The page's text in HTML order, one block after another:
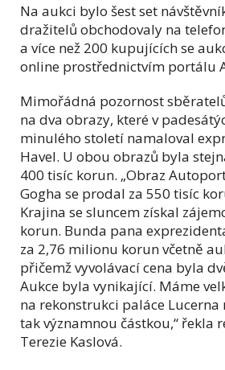
Na aukci bylo šest set
dražitelů obchodovaly na
a více než 200 kupujících se
online prostřednictvím portálu
Mimořádná pozornost
na dva obrazy, které v
minulého století namaloval
Havel. U obou obrazů byla
400 tisíc korun. „Obraz
Gogha se prodal za 550 tisíc
Krajina se sluncem získal
korun. Bunda pana
za 2,76 milionu korun včetně
přičemž vyvolávací cena byla
Aukce byla vynikající. Máme
na rekonstrukci paláce
tak významnou částkou,“ řekla
Terezie Kaslová.